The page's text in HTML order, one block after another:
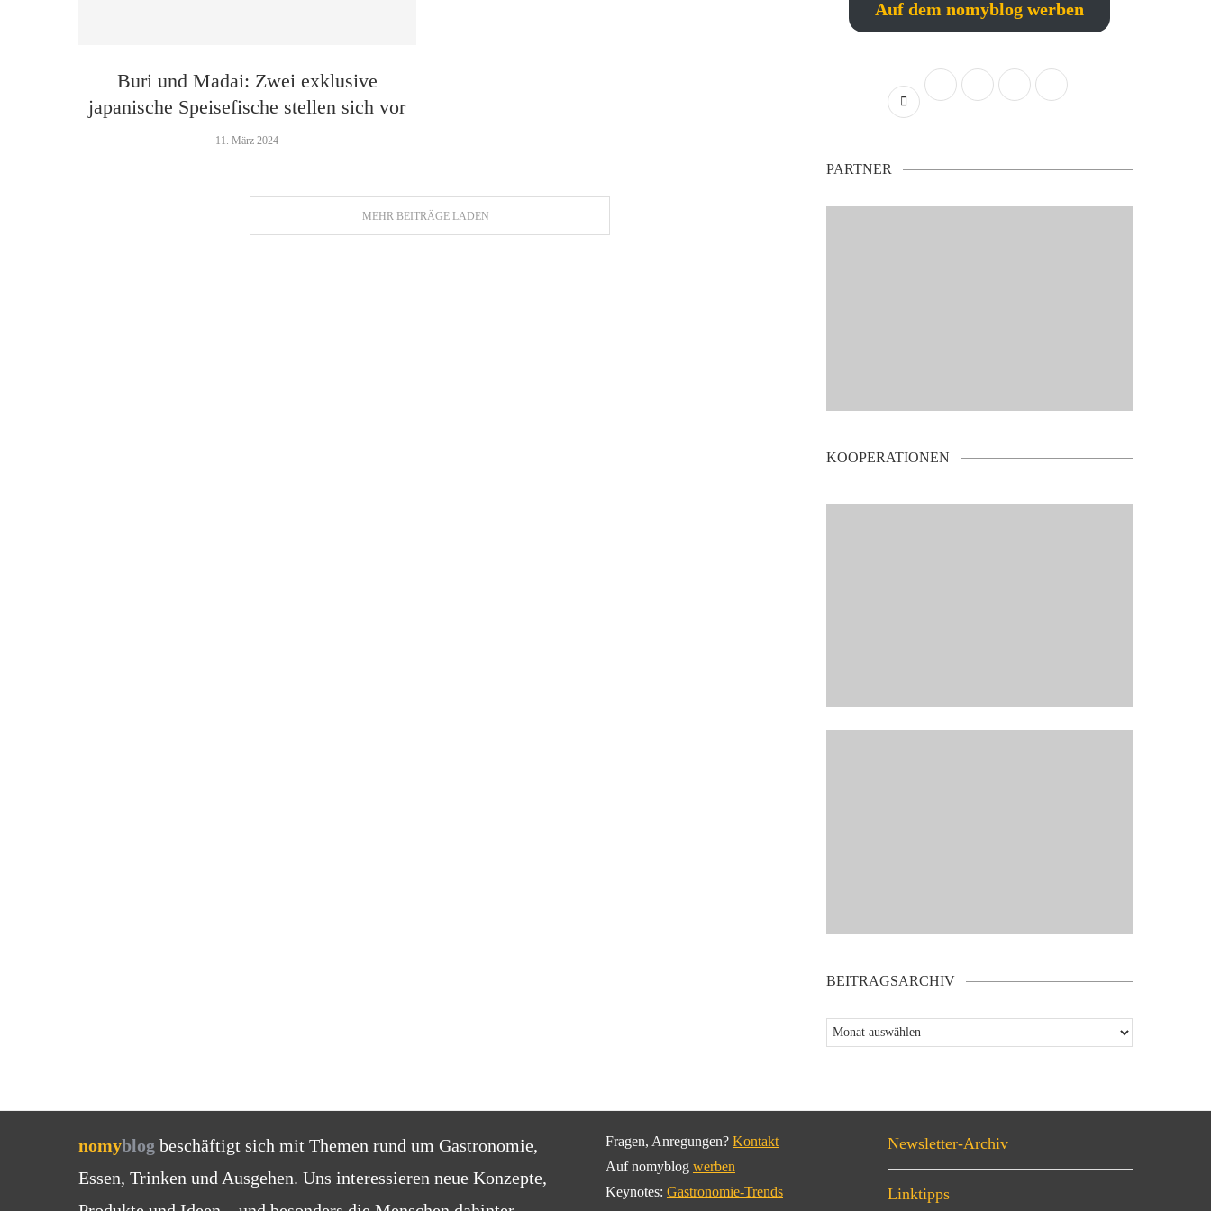
Buri und Madai: Zwei exklusive
japanische Speisefische stellen sich vor
11. März 2024
MEHR BEITRÄGE LADEN
Auf dem nomyblog werben
PARTNER
KOOPERATIONEN
BEITRAGSARCHIV
nomyblog beschäftigt sich mit Themen rund um Gastronomie,
Essen, Trinken und Ausgehen. Uns interessieren neue Konzepte,
Fragen, Anregungen? Kontakt
Auf nomyblog werben
Keynotes: Gastronomie-Trends
Newsletter-Archiv
Linktipps